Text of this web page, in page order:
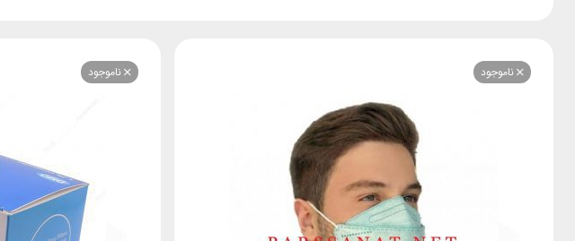
ناموجود ناموجود